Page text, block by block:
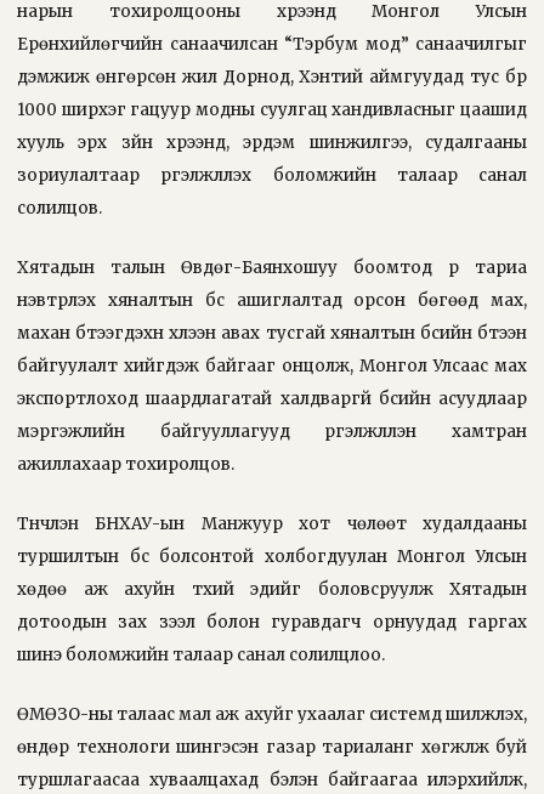
нарын тохиролцооны хүрээнд Монгол Улсын
Ерөнхийлөгчийн санаачилсан “Тэрбум мод” санаачилгыг
дэмжиж өнгөрсөн жил Дорнод, Хэнтий аймгуудад тус бүр
1000 ширхэг гацуур модны суулгац хандивласныг цаашид
хууль эрх зүйн хүрээнд, эрдэм шинжилгээ, судалгааны
зориулалтаар үргэлжлүүлэх боломжийн талаар санал
солилцов.
Хятадын талын Өвдөг-Баянхошуу боомтод үр тариа
нэвтрүүлэх хяналтын бүс ашиглалтад орсон бөгөөд мах,
махан бүтээгдэхүүн хүлээн авах тусгай хяналтын бүсийн бүтээн
байгуулалт хийгдэж байгааг онцолж, Монгол Улсаас мах
экспортлоход шаардлагатай халдваргүй бүсийн асуудлаар
мэргэжлийн байгууллагууд үргэлжлүүлэн хамтран
ажиллахаар тохиролцов.
Түүнчлэн БНХАУ-ын Манжуур хот чөлөөт худалдааны
туршилтын бүс болсонтой холбогдуулан Монгол Улсын
хөдөө аж ахуйн түүхий эдийг боловсруулж Хятадын
дотоодын зах зээл болон гуравдагч орнуудад гаргах
шинэ боломжийн талаар санал солилцлоо.
ӨМӨЗО-ны талаас мал аж ахуйг ухаалаг системд шилжүүлэх,
өндөр технологи шингэсэн газар тариаланг хөгжүүлж буй
туршлагаасаа хуваалцахад бэлэн байгаагаа илэрхийлж,